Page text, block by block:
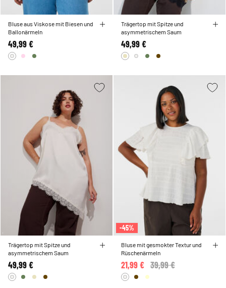
Bluse aus Viskose mit Biesen und
Ballonärmeln
49,99 €
Trägertop mit Spitze und
asymmetrischem Saum
49,99 €
Trägertop mit Spitze und
asymmetrischem Saum
49,99 €
-45%
Bluse mit gesmokter Textur und
Rüschenärmeln
Price reduced from
39,99 €
21,99 €